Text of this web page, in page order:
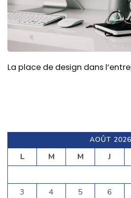
La place de design dans
AOÛT 2026
L M M J
3
4 5 6